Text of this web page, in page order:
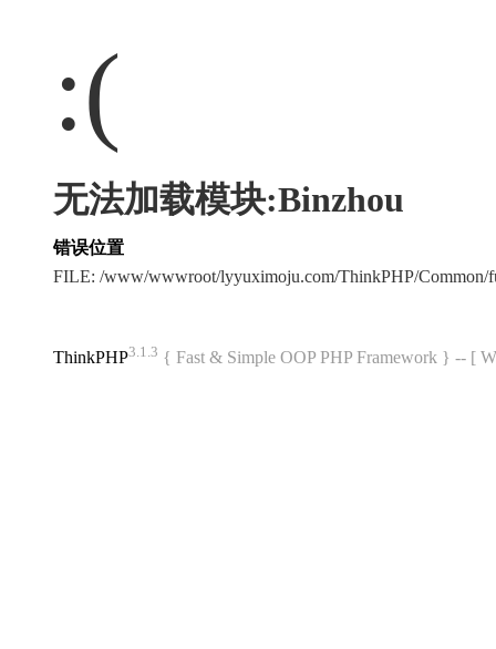
:(
无法加载模块:Binzhou
错误位置
FILE: /www/wwwroot/lyyuximoju.com/ThinkPHP/
ThinkPHP3.1.3 { Fast & Simple OOP PHP Framework } -- [